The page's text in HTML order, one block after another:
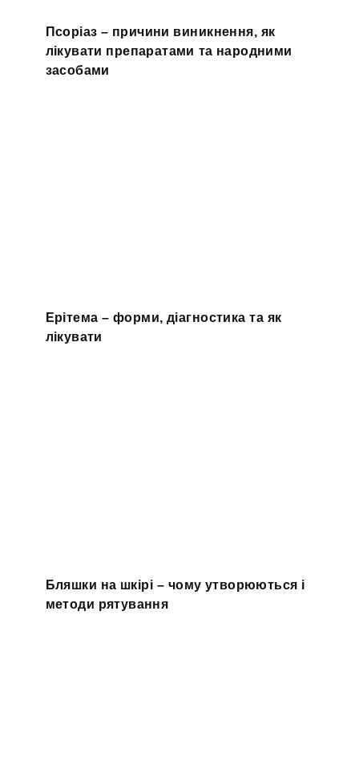
Псоріаз – причини виникнення, як
лікувати препаратами та народними
засобами
Ерітема – форми, діагностика та як
лікувати
Бляшки на шкірі – чому утворюються і
методи рятування